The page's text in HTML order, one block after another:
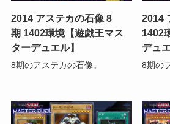
2014 アステカの石像 8
期 1402環境【遊戯王マス
ターデュエル】
8期のアステカの石像。
2014
1402
デュ
8期の